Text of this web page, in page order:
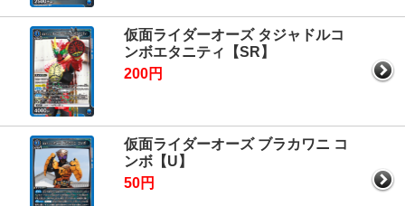
仮面ライダーオーズ タジャドルコ
ンボエタニティ【SR】
200円
仮面ライダーオーズ ブラカワニ コ
ンボ【U】
50円